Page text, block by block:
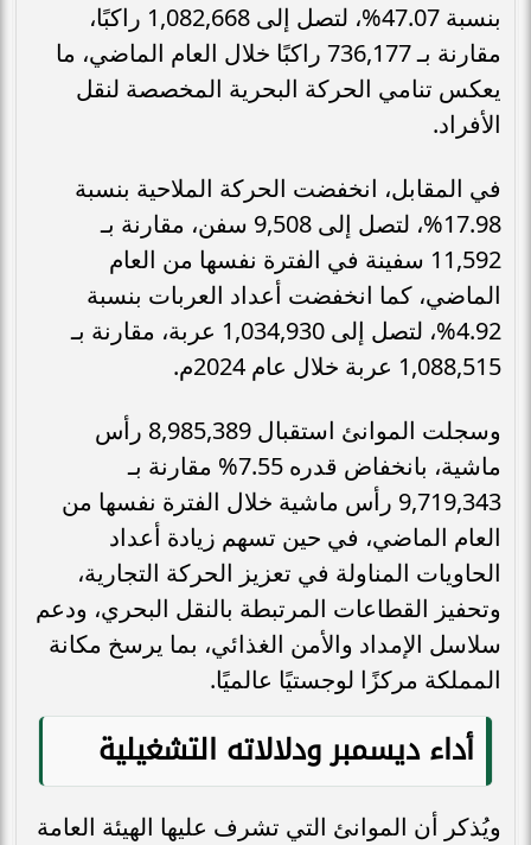
بنسبة 47.07%، لتصل إلى 1,082,668 راكبًا،
مقارنة بـ 736,177 راكبًا خلال العام الماضي، ما
يعكس تنامي الحركة البحرية المخصصة لنقل
الأفراد.
في المقابل، انخفضت الحركة الملاحية بنسبة
17.98%، لتصل إلى 9,508 سفن، مقارنة بـ
11,592 سفينة في الفترة نفسها من العام
الماضي، كما انخفضت أعداد العربات بنسبة
4.92%، لتصل إلى 1,034,930 عربة، مقارنة بـ
1,088,515 عربة خلال عام 2024م.
وسجلت الموانئ استقبال 8,985,389 رأس
ماشية، بانخفاض قدره 7.55% مقارنة بـ
9,719,343 رأس ماشية خلال الفترة نفسها من
العام الماضي، في حين تسهم زيادة أعداد
الحاويات المناولة في تعزيز الحركة التجارية،
وتحفيز القطاعات المرتبطة بالنقل البحري، ودعم
سلاسل الإمداد والأمن الغذائي، بما يرسخ مكانة
المملكة مركزًا لوجستيًا عالميًا.
أداء ديسمبر ودلالاته التشغيلية
ويُذكر أن الموانئ التي تشرف عليها الهيئة العامة